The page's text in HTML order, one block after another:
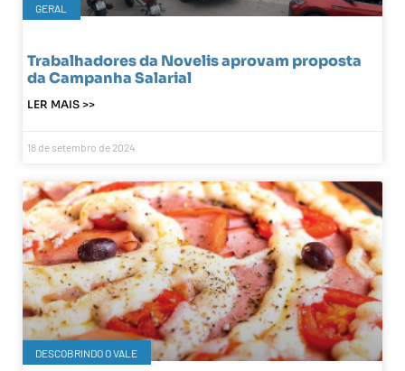
GERAL
Trabalhadores da Novelis aprovam proposta
da Campanha Salarial
LER MAIS >>
18 de setembro de 2024
DESCOBRINDO O VALE